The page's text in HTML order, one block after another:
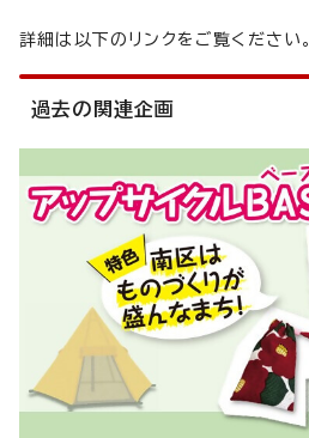
詳細は以下のリンクをご覧ください。
過去の関連企画